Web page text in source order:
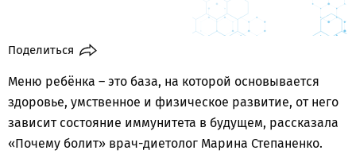
Поделиться
Меню ребёнка – это база, на которой основывается
здоровье, умственное и физическое развитие, от него
зависит состояние иммунитета в будущем, рассказала
«Почему болит» врач-диетолог Марина Степаненко.